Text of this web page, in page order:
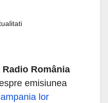
Radio România
emisiunea
lor